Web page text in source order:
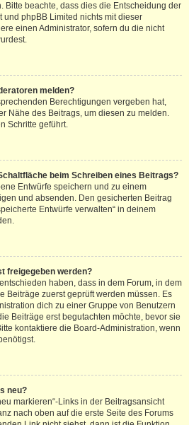
Bitte beachte, dass dies die Entscheidung der
phpBB Limited nichts mit dieser
einen Administrator, sofern du die nicht
melden?
Berechtigungen vergeben hat,
Nähe des Beitrags, um diesen zu melden.
Schritte geführt.
beim Schreiben eines Beitrags?
Entwürfe speichern und zu einem
und absenden. Den gesicherten Beitrag
Entwürfe verwalten“ in deinem
freigegeben werden?
haben, dass in dem Forum, in dem
Beiträge zuerst geprüft werden müssen. Es
dich zu einer Gruppe von Benutzern
Beiträge erst begutachten möchte, bevor sie
kontaktiere die Board-Administration, wenn
neu?
markieren“-Links in der Beitragsansicht
nach oben auf die erste Seite des Forums